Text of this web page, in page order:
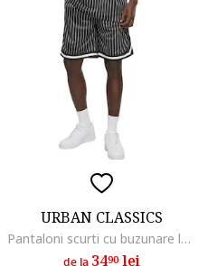
URBAN CLASSICS
Pantaloni scurti cu buzunare laterale si dungi, Alb/Negru
de la 3490lei